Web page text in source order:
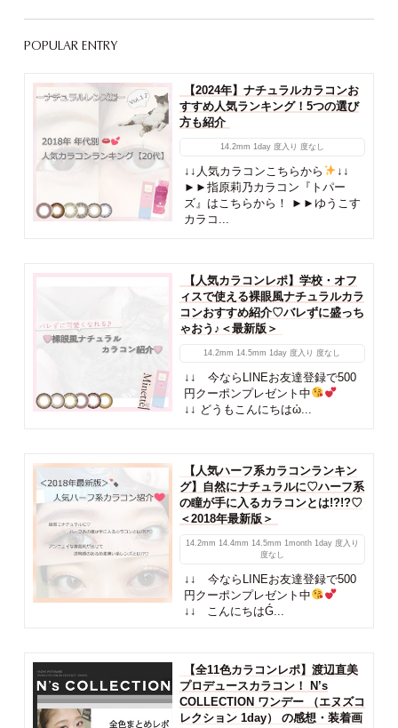
POPULAR ENTRY
【2024年】ナチュラルカラコンお
すすめ人気ランキング！5つの選び
方も紹介
14.2mm 1day 度入り 度なし
↓↓人気カラコンこちらから
↓↓
►►指原莉乃カラコン『トパー
ズ』はこちらから！ ►►ゆうこす
カラコ...
【人気カラコンレポ】学校・オフ
ィスで使える裸眼風ナチュラルカラ
コンおすすめ紹介♡バレずに盛っち
ゃおう♪＜最新版＞
14.2mm 14.5mm 1day 度入り 度なし
↓↓ 今ならLINEお友達登録で500
円クーポンプレゼント中
↓↓ どうもこんにちはὠ...
【人気ハーフ系カラコンランキン
グ】自然にナチュラルに♡ハーフ系
の瞳が手に入るカラコンとは!?!?♡
＜2018年最新版＞
14.2mm 14.4mm 14.5mm 1month 1day 度入り
度なし
↓↓ 今ならLINEお友達登録で500
円クーポンプレゼント中
↓↓ こんにちはǴ...
【全11色カラコンレポ】渡辺直美
プロデュースカラコン！ N’s
COLLECTION ワンデー （エヌズコ
レクション 1day） の感想・装着画